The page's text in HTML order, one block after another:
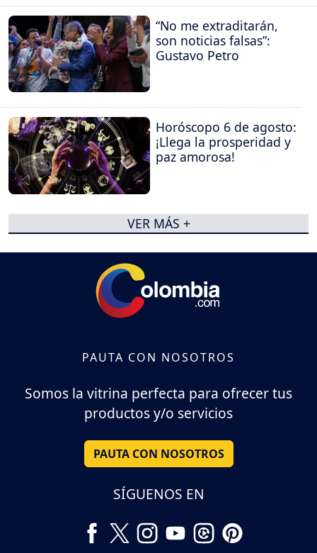
“No me extraditarán,
son noticias falsas”:
Gustavo Petro
Horóscopo 6 de agosto:
¡Llega la prosperidad y
paz amorosa!
VER MÁS +
PAUTA CON NOSOTROS
Somos la vitrina perfecta para ofrecer tus
productos y/o servicios
PAUTA CON NOSOTROS
SÍGUENOS EN